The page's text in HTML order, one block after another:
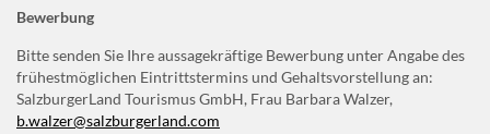
Bewerbung
Bitte senden Sie Ihre aussagekräftige Bewerbung unter Angabe des
frühestmöglichen Eintrittstermins und Gehaltsvorstellung an:
SalzburgerLand Tourismus GmbH, Frau Barbara Walzer,
b.walzer@salzburgerland.com